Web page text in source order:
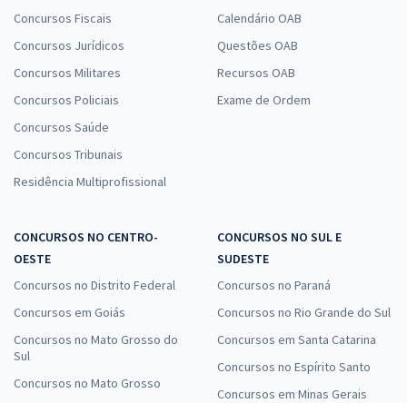
Concursos Fiscais
Concursos Jurídicos
Concursos Militares
Concursos Policiais
Concursos Saúde
Concursos Tribunais
Residência Multiprofissional
Calendário OAB
Questões OAB
Recursos OAB
Exame de Ordem
CONCURSOS NO CENTRO-
OESTE
Concursos no Distrito Federal
Concursos em Goiás
Concursos no Mato Grosso do
Sul
Concursos no Mato Grosso
CONCURSOS NO SUL E
SUDESTE
Concursos no Paraná
Concursos no Rio Grande do Sul
Concursos em Santa Catarina
Concursos no Espírito Santo
Concursos em Minas Gerais